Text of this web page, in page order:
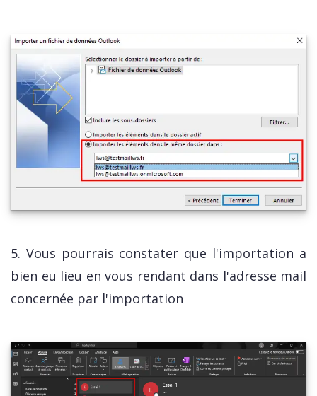
5. Vous pourrais constater que l'importation a
bien eu lieu en vous rendant dans l'adresse mail
concernée par l'importation